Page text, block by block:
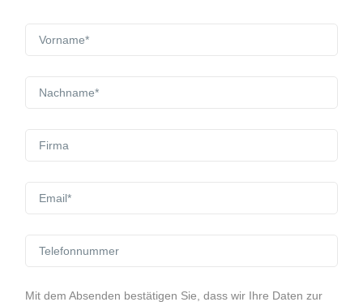
Mit dem Absenden bestätigen Sie, dass wir Ihre Daten zur